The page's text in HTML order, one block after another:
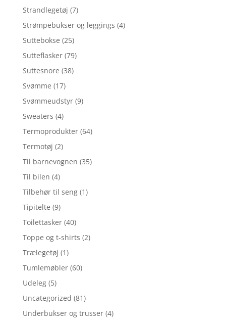
Strandlegetøj (7)
Strømpebukser og leggings (4)
Suttebokse (25)
Sutteflasker (79)
Suttesnore (38)
Svømme (17)
Svømmeudstyr (9)
Sweaters (4)
Termoprodukter (64)
Termotøj (2)
Til barnevognen (35)
Til bilen (4)
Tilbehør til seng (1)
Tipitelte (9)
Toilettasker (40)
Toppe og t-shirts (2)
Trælegetøj (1)
Tumlemøbler (60)
Udeleg (5)
Uncategorized (81)
Underbukser og trusser (4)